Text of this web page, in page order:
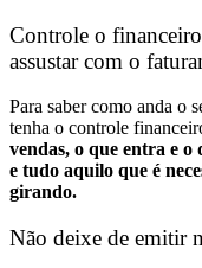
Controle o financeiro
assustar com o
Para saber como anda o
tenha o controle
vendas, o que entra e o
e tudo aquilo que é
girando.
Não deixe de emitir